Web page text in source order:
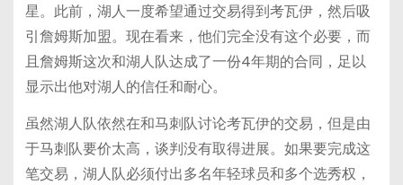
星。此前，湖人一度希望通过交易得到考瓦伊，然后吸
引詹姆斯加盟。现在看来，他们完全没有这个必要，而
且詹姆斯这次和湖人队达成了一份4年期的合同，足以
显示出他对湖人的信任和耐心。
虽然湖人队依然在和马刺队讨论考瓦伊的交易，但是由
于马刺队要价太高，谈判没有取得进展。如果要完成这
笔交易，湖人队必须付出多名年轻球员和多个选秀权，